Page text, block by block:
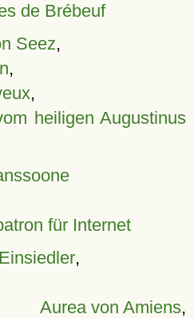
de Brébeuf
Seez,
,
,
heiligen Augustinus
für Internet
,
Aurea von Amiens,